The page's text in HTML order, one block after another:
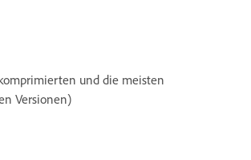
und die meisten
Versionen)